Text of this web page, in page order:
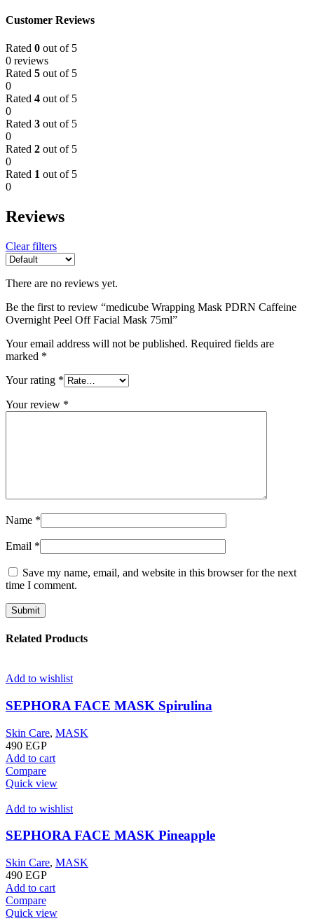
Customer Reviews
Rated 0 out of 5
0 reviews
Rated 5 out of 5
0
Rated 4 out of 5
0
Rated 3 out of 5
0
Rated 2 out of 5
0
Rated 1 out of 5
0
Reviews
Clear filters
There are no reviews yet.
Be the first to review “medicube Wrapping Mask PDRN Caffeine
Overnight Peel Off Facial Mask 75ml”
Your email address will not be published. Required fields are
marked *
Your rating *
Your review *
Name *
Email *
Save my name, email, and website in this browser for the next
time I comment.
Related Products
Add to wishlist
SEPHORA FACE MASK Spirulina
Skin Care, MASK
490 EGP
Add to cart
Compare
Quick view
Add to wishlist
SEPHORA FACE MASK Pineapple
Skin Care, MASK
490 EGP
Add to cart
Compare
Quick view